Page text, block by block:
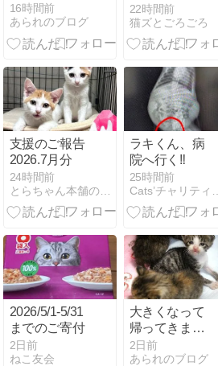
16時間前
あられのブログ
飯食べに来た
よね、リッチ
ー！
22時間前
支援のご報告
2026.7月分
24時間前
とらちゃん本舗のブログ
ラキくん、病
院へ行く‼️
25時間前
2026/5/1-5/31
までのご寄付
2日前
ねこ友会
大きくなって
帰ってきまし
た
2日前
あられのブログ